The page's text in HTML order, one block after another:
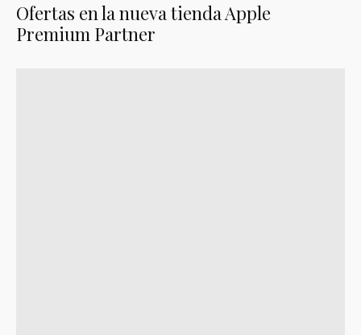
Ofertas en la nueva tienda Apple
Premium Partner